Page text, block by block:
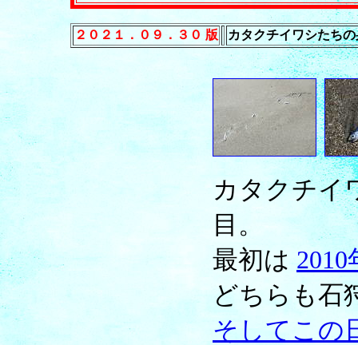
２０２１．０９．３０ 版 カタクチイワシたち
カタクチイ
目。
最初は 2010
どちらも石
そしてこの